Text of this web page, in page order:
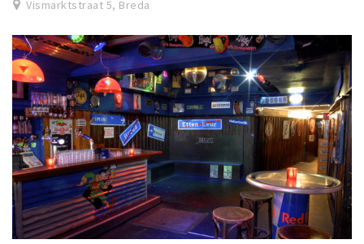
Vismarktstraat 5, Breda